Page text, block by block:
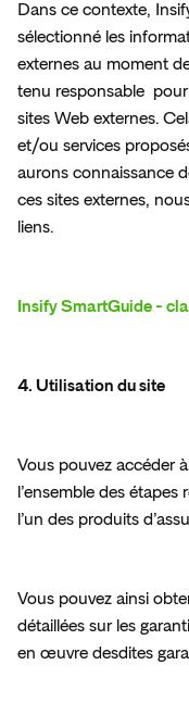
Dans ce contexte,
sélectionné les
externes au moment
tenu responsable
sites Web externes.
et/ou services
aurons connaissance
ces sites externes,
liens.
Insify SmartGuide -
4. Utilisation du site
Vous pouvez accéder
l’ensemble des
l’un des produits
Vous pouvez ainsi
détaillées sur les
en œuvre desdites